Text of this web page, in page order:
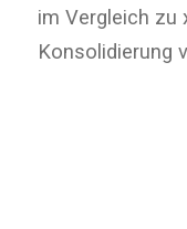
im Vergleich zu
Konsolidierung